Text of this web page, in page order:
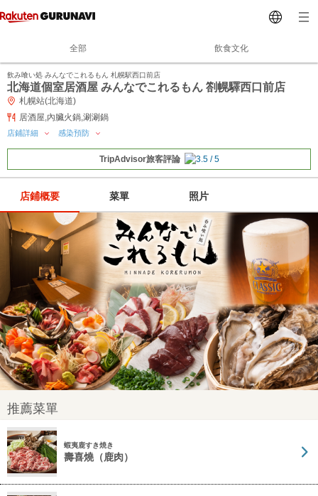
全部 飲食文化
飲み喰い処 みんなでこれるもん 札幌駅西口前店
北海道個室居酒屋 みんなでこれるもん 劄幌驛西口前店
札幌站(北海道)
居酒屋,內臟火鍋,涮涮鍋
店鋪詳細 感染預防
TripAdvisor旅客評論
店鋪概要 菜單 照片
推薦菜單
蝦夷鹿すき焼き
壽喜燒（鹿肉）